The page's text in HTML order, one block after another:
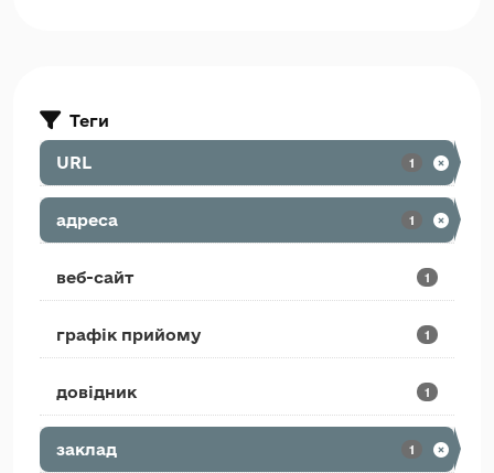
Теги
URL 1
адреса 1
веб-сайт 1
графік прийому 1
довідник 1
заклад 1